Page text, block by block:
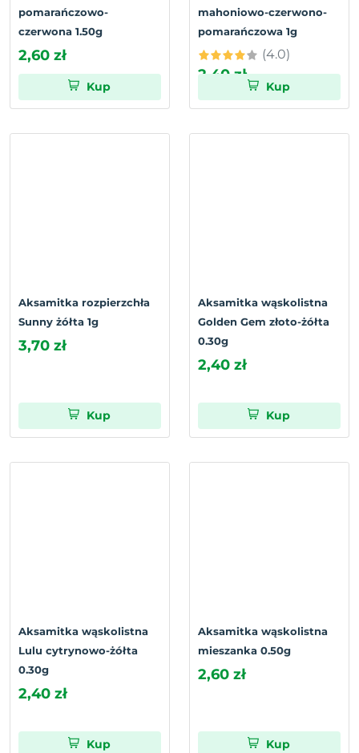
pomarańczowo-
czerwona 1.50g
2,60 zł
Kup
mahoniowo-czerwono-
pomarańczowa 1g
(4.0)
2,40 zł
Kup
Aksamitka rozpierzchła
Sunny żółta 1g
3,70 zł
Kup
Aksamitka wąskolistna
Golden Gem złoto-żółta
0.30g
2,40 zł
Kup
Aksamitka wąskolistna
Lulu cytrynowo-żółta
0.30g
2,40 zł
Kup
Aksamitka wąskolistna
mieszanka 0.50g
2,60 zł
Kup